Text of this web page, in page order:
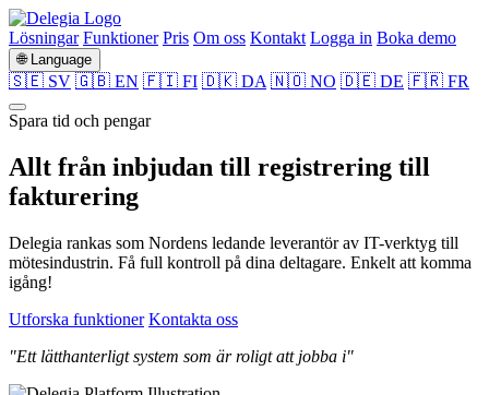
Lösningar Funktioner Pris Om oss Kontakt Logga in Boka demo
🌐 Language
🇸🇪 SV 🇬🇧 EN 🇫🇮 FI 🇩🇰 DA 🇳🇴 NO 🇩🇪 DE 🇫🇷 FR
Spara tid och pengar
Allt från inbjudan till registrering till
fakturering
Delegia rankas som Nordens ledande leverantör av IT-verktyg till
mötesindustrin. Få full kontroll på dina deltagare. Enkelt att komma
igång!
Utforska funktioner Kontakta oss
"Ett lätthanterligt system som är roligt att jobba i"